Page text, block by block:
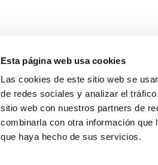
Esta página web usa cookies
Las cookies de este sitio web se
de redes sociales y analizar el
sitio web con nuestros partners de
combinarla con otra información que
que haya hecho de sus servicios.